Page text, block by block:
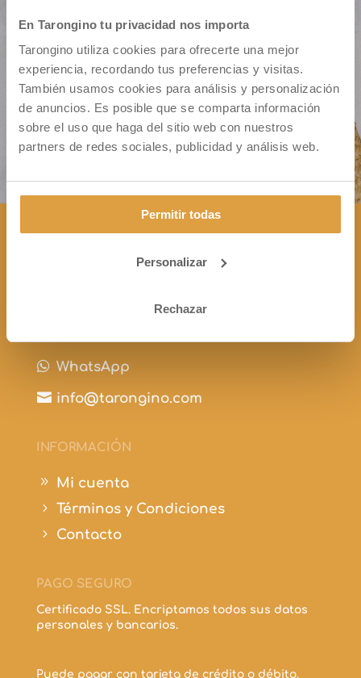
En Tarongino tu privacidad nos importa
Tarongino utiliza cookies para ofrecerte una mejor
experiencia, recordando tus preferencias y visitas.
También usamos cookies para análisis y personalización
de anuncios. Es posible que se comparta información
sobre el uso que haga del sitio web con nuestros
partners de redes sociales, publicidad y análisis web.
Permitir todas
Personalizar
Rechazar
Cm. Montiver S/N – Pol. 31 Parc. 335
46500 Sagunto (VALENCIA)
CONTÁCTANOS
+34 963 172 344
 WhatsApp
 info@tarongino.com
INFORMACIÓN
9 Mi cuenta
5 Términos y Condiciones
5 Contacto
PAGO SEGURO
Certificado SSL. Encriptamos todos sus datos
personales y bancarios.
Puede pagar con tarjeta de crédito o débito.